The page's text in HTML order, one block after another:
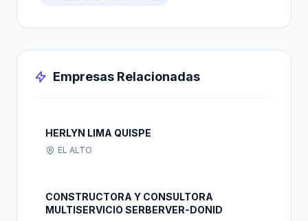
Empresas Relacionadas
HERLYN LIMA QUISPE
EL ALTO
CONSTRUCTORA Y CONSULTORA
MULTISERVICIO SERBERVER-DONID